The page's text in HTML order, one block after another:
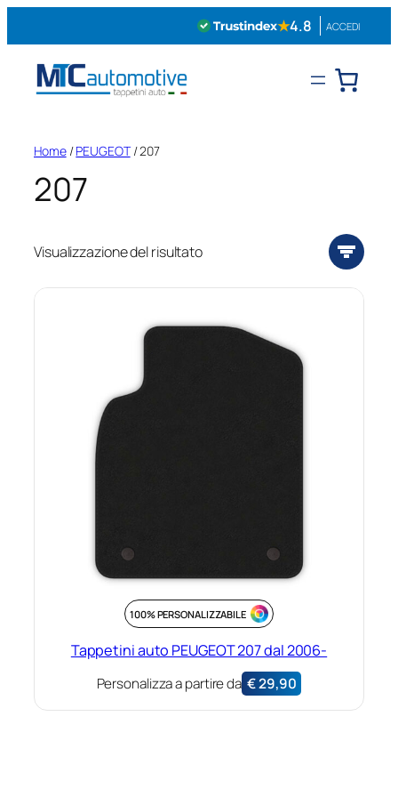
★4.8 ACCEDI
Home/PEUGEOT/ 207
207
Visualizzazione del risultato
100% PERSONALIZZABILE
Tappetini auto PEUGEOT 207 dal 2006-
Personalizza a partire da €29,90